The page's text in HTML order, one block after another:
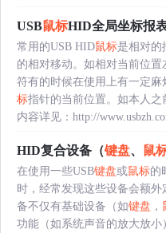
USB鼠标HID全局坐标报
常用的USB HID鼠标是相对的
的相对移动。如相对当前位
符有的时候在使用上有一定
标指针的当前位置。如本人之
内容详见：http://
HID复合设备（键盘、 鼠
在使用一些USB键盘或鼠标的
时，经常发现这些设备会额
备不仅有基础设备（如键盘 ，
功能（如系统声音的放大放